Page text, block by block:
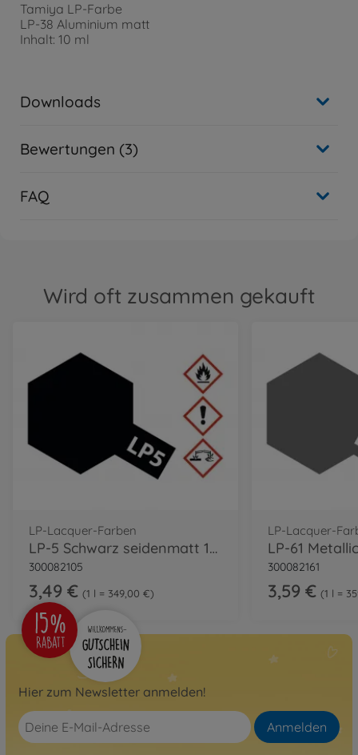
Tamiya LP-Farbe
LP-38 Aluminium matt
Inhalt: 10 ml
Downloads
Bewertungen (3)
FAQ
Wird oft zusammen gekauft
LP-Lacquer-Farben
LP-5 Schwarz seidenmatt 10ml
300082105
3,49 € 1 l = 349,00 €
LP-Lacquer-
300082161
3,59 € 1 l =
Hier zum Newsletter anmelden!
Anmelden